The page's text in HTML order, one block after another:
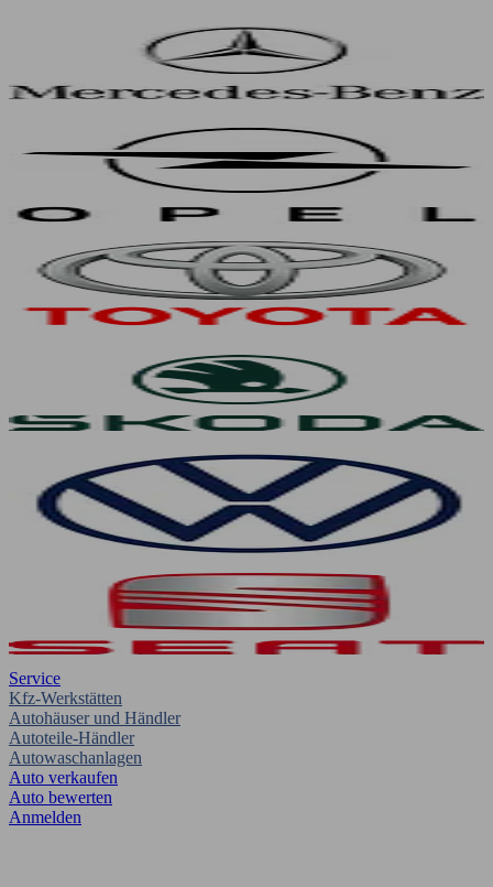
Service
Kfz-Werkstätten
Autohäuser und Händler
Autoteile-Händler
Autowaschanlagen
Auto verkaufen
Auto bewerten
Anmelden